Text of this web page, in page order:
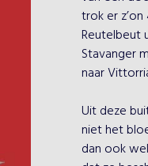
trok er
Reutelbeut
Stavanger
naar
Uit deze
niet het
dan ook